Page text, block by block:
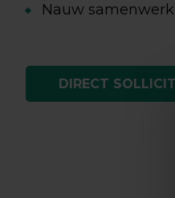
Nauw
DIRECT